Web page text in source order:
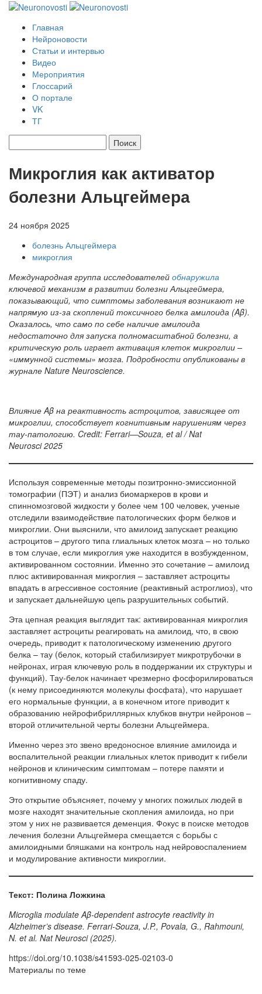
Главная
Нейроновости
Статьи и интервью
Видео
Мероприятия
Глоссарий
О портале
VK
ТГ
Микроглия как активатор
болезни Альцгеймера
24 ноября 2025
болезнь Альцгеймера
микроглия
Международная группа исследователей обнаружила
ключевой механизм в развитии болезни Альцгеймера,
показывающий, что симптомы заболевания возникают не
напрямую из-за скоплений токсичного белка амилоида (Aβ).
Оказалось, что само по себе наличие амилоида
недостаточно для запуска полномасштабной болезни, а
критическую роль играет активация клеток микроглии –
«иммунной системы» мозга. Подробности опубликованы в
журнале Nature Neuroscience.
Влияние Aβ на реактивность астроцитов, зависящее от
микроглии, способствует когнитивным нарушениям через
тау-патологию. Credit: Ferrari—Souza, et al/Nat
Neurosci2025
Используя современные методы позитронно-эмиссионной
томографии (ПЭТ) и анализ биомаркеров в крови и
спинномозговой жидкости у более чем 100 человек, ученые
отследили взаимодействие патологических форм белков и
микроглии. Они выяснили, что амилоид запускает реакцию
астроцитов – другого типа глиальных клеток мозга – но только
в том случае, если микроглия уже находится в возбужденном,
активированном состоянии. Именно это сочетание – амилоид
плюс активированная микроглия – заставляет астроциты
впадать в агрессивное состояние (реактивный астроглиоз), что
и запускает дальнейшую цепь разрушительных событий.
Эта цепная реакция выглядит так: активированная микроглия
заставляет астроциты реагировать на амилоид, что, в свою
очередь, приводит к патологическому изменению другого
белка – тау (белок, который стабилизирует микротрубочки в
нейронах, играя ключевую роль в поддержании их структуры и
функций). Тау-белок начинает чрезмерно фосфорилироваться
(к нему присоединяются молекулы фосфата), что нарушает
его нормальные функции, а в конечном итоге приводит к
образованию нейрофибриллярных клубков внутри нейронов –
второй отличительной черты болезни Альцгеймера.
Именно через это звено вредоносное влияние амилоида и
воспалительной реакции глиальных клеток приводит к гибели
нейронов и клиническим симптомам – потере памяти и
когнитивному спаду.
Это открытие объясняет, почему у многих пожилых людей в
мозге находят значительные скопления амилоида, но при
этом у них не развивается деменция. Фокус в поиске методов
лечения болезни Альцгеймера смещается с борьбы с
амилоидными бляшками на контроль над нейровоспалением
и модулирование активности микроглии.
Текст: Полина Ложкина
Microglia modulate Aβ-dependent astrocyte reactivity in
Alzheimer’s disease. Ferrari-Souza, J.P., Povala, G., Rahmouni,
N. et al. Nat Neurosci (2025).
https://doi.org/10.1038/s41593-025-02103-0
Материалы по теме